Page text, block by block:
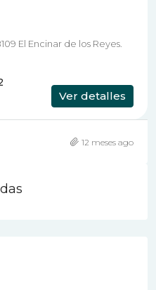
El Encinar de los Reyes.
Ver detalles
12 meses ago